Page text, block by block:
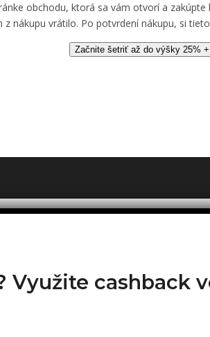
obchodu, ktorá sa vám otvorí a zakúpte
nákupu vrátilo. Po potvrdení nákupu, si
Začnite šetriť až do výšky 25% +
cashback